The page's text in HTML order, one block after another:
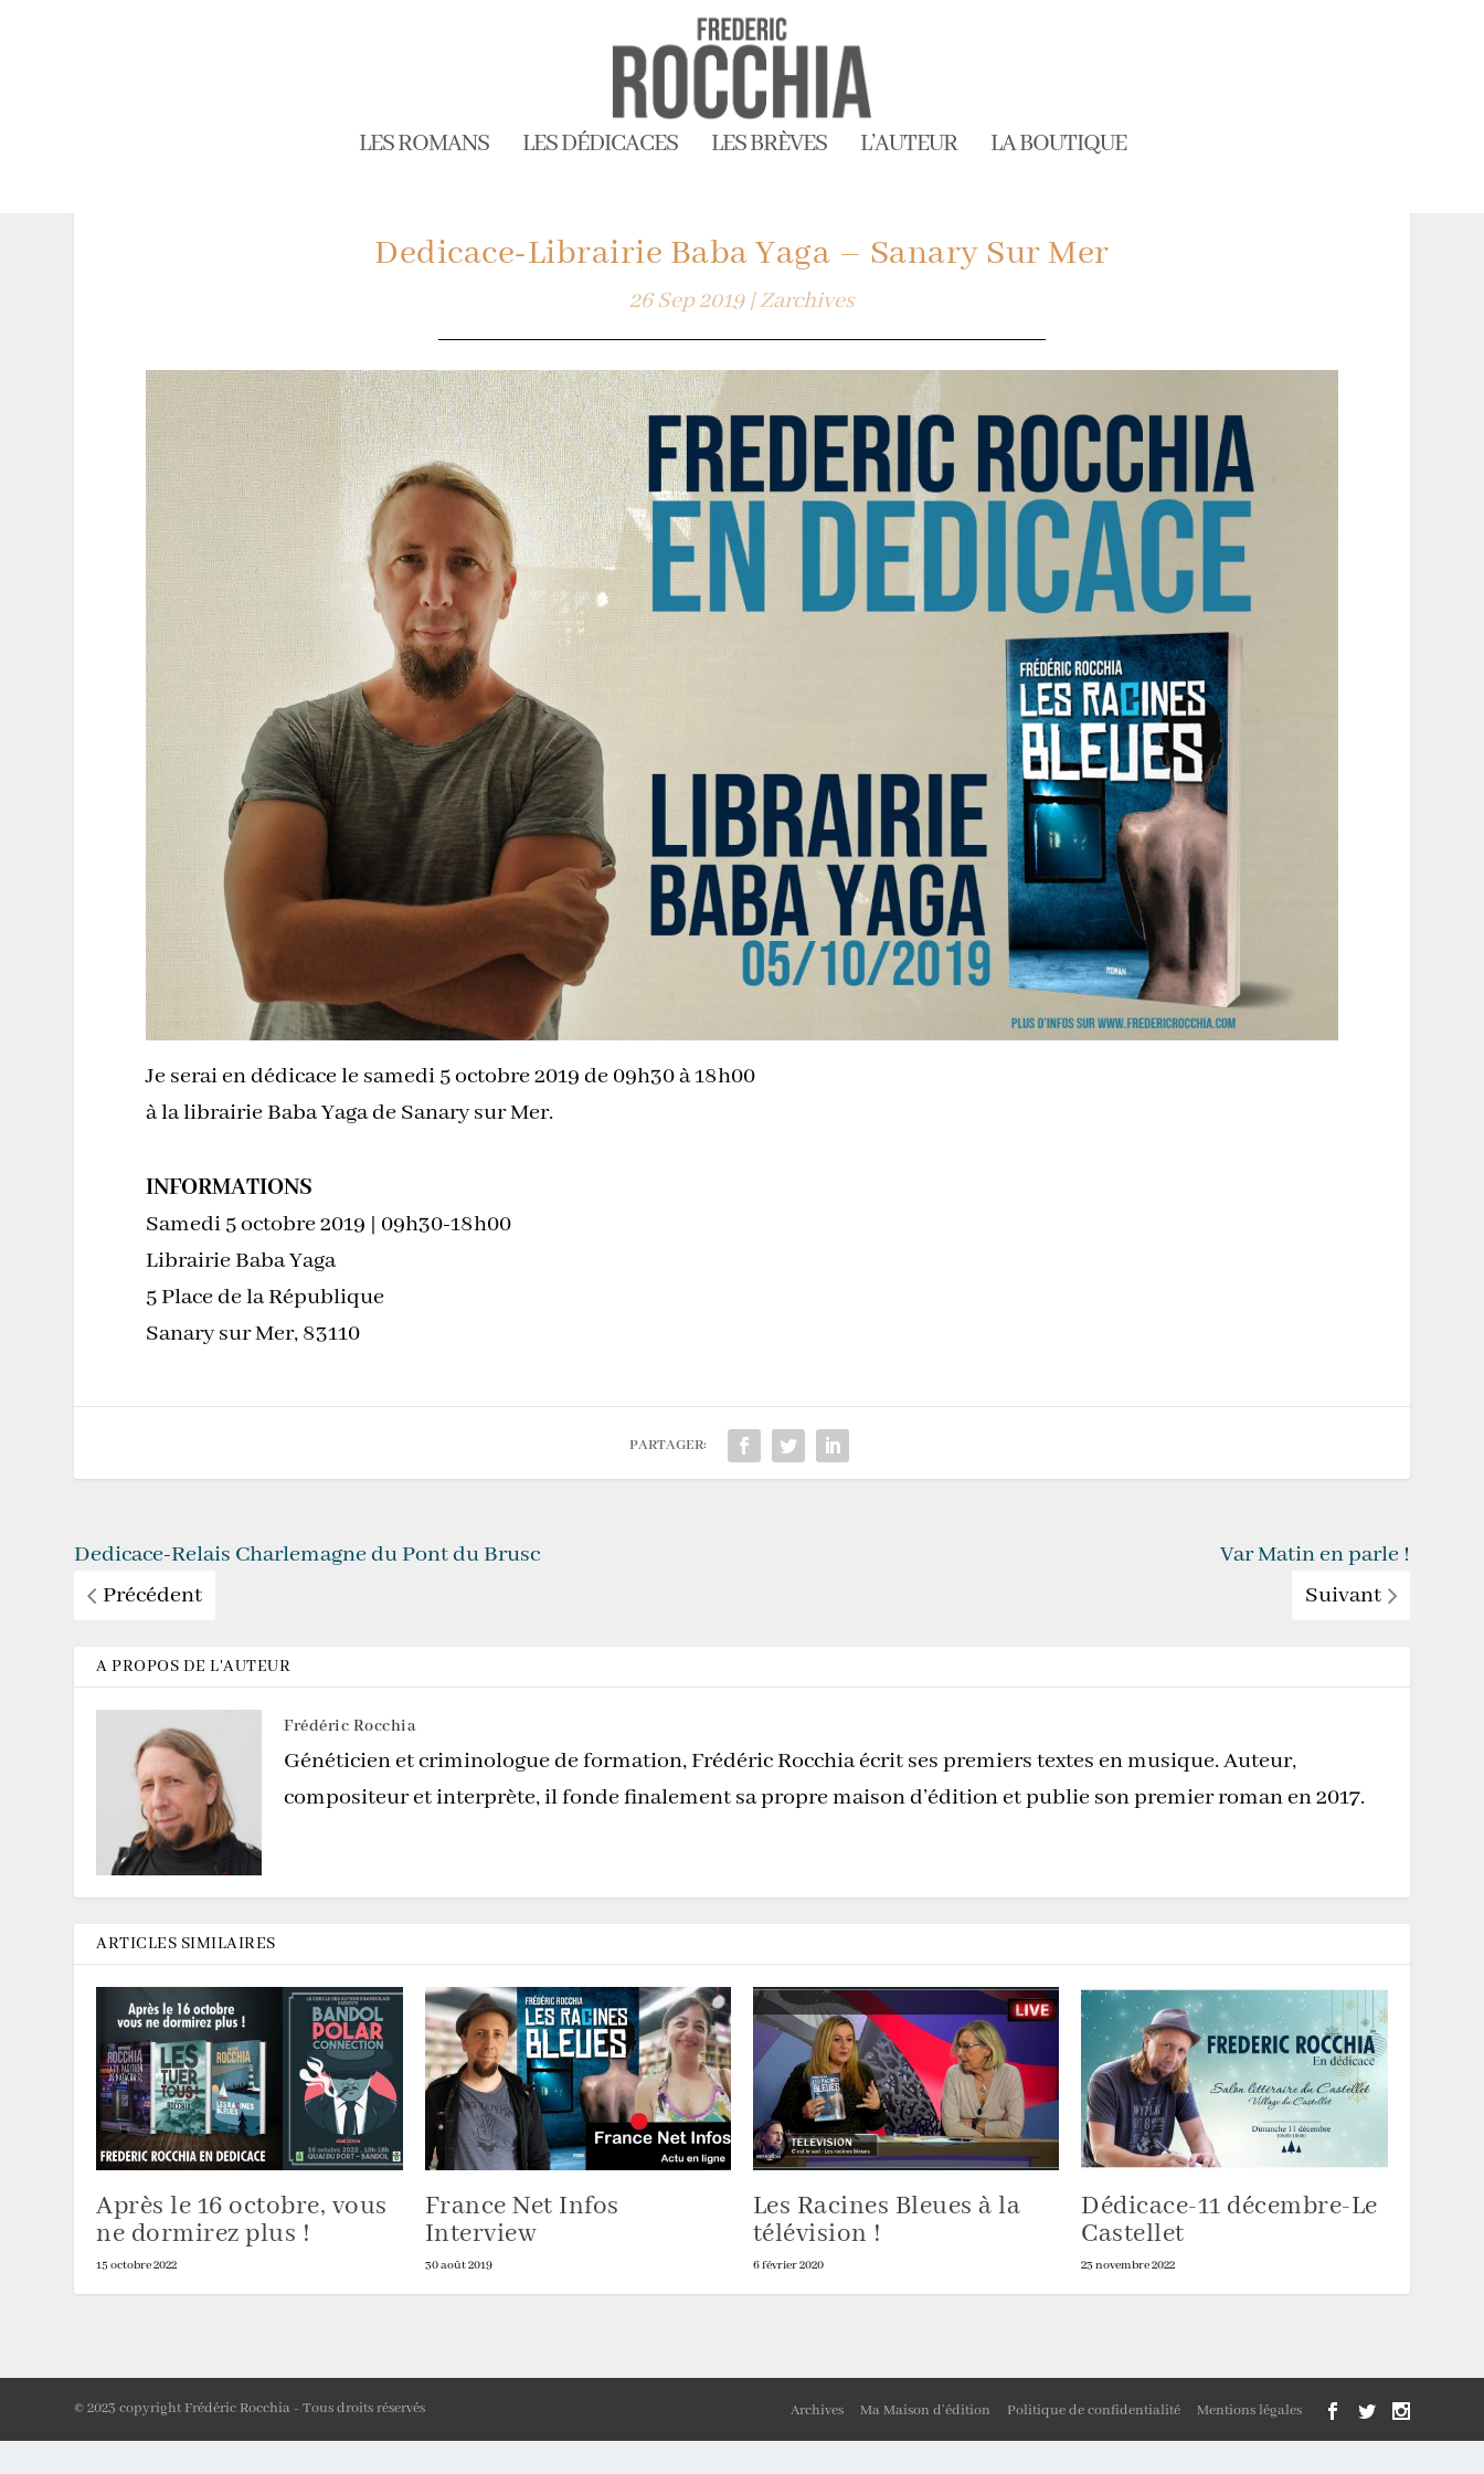
LES ROMANS LES DÉDICACES LES BRÈVES L’AUTEUR LA BOUTIQUE
Dedicace-Librairie Baba Yaga – Sanary Sur Mer
26 Sep 2019|Zarchives
Je serai en dédicace le samedi 5 octobre 2019 de 09h30 à 18h00
à la librairie Baba Yaga de Sanary sur Mer.
INFORMATIONS
Samedi 5 octobre 2019 | 09h30-18h00
Librairie Baba Yaga
5 Place de la République
Sanary sur Mer, 83110
PARTAGER:
Dedicace-Relais Charlemagne du Pont du Brusc
Précédent
Var Matin en parle !
Suivant
A PROPOS DE L'AUTEUR
Frédéric Rocchia
Généticien et criminologue de formation, Frédéric Rocchia écrit ses premiers textes en musique. Auteur,
compositeur et interprète, il fonde finalement sa propre maison d’édition et publie son premier roman en 2017.
ARTICLES SIMILAIRES
Après le 16 octobre, vous
ne dormirez plus !
15 octobre 2022
France Net Infos
Interview
30 août 2019
Les Racines Bleues à la
télévision !
6 février 2020
Dédicace-11 décembre-Le
Castellet
23 novembre 2022
© 2023 copyright Frédéric Rocchia - Tous droits réservés Archives Ma Maison d’édition Politique de confidentialité Mentions légales